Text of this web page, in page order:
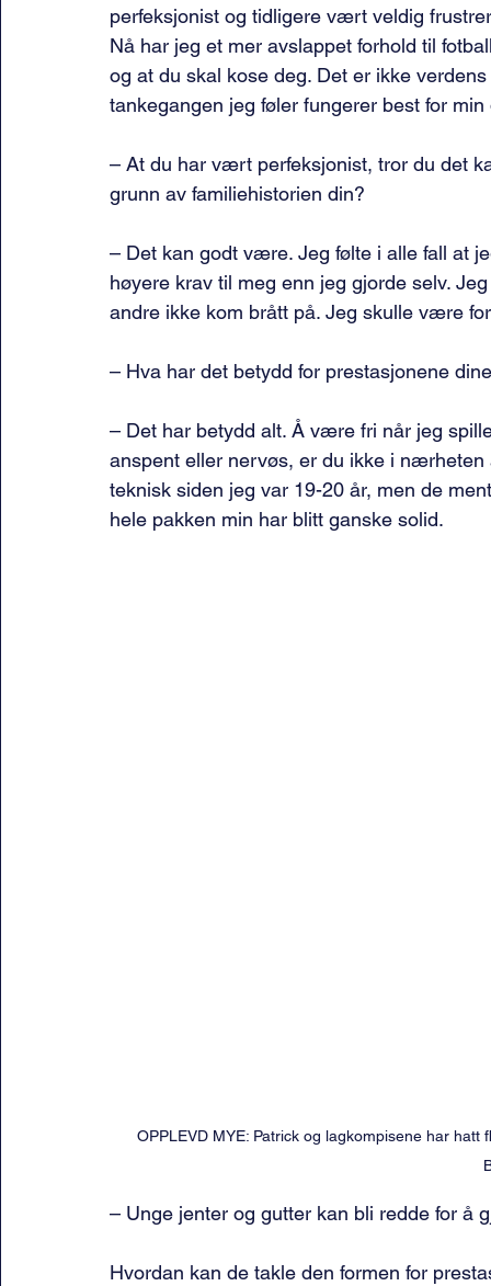
perfeksjonist og tidligere vært veldig
Nå har jeg et mer avslappet forhold til
og at du skal kose deg. Det er ikke
tankegangen jeg føler fungerer best for min
– At du har vært perfeksjonist, tror du det
grunn av familiehistorien din?
– Det kan godt være. Jeg følte i alle fall at
høyere krav til meg enn jeg gjorde selv.
andre ikke kom brått på. Jeg skulle være
– Hva har det betydd for prestasjonene
– Det har betydd alt. Å være fri når jeg
anspent eller nervøs, er du ikke i
teknisk siden jeg var 19-20 år, men de
hele pakken min har blitt ganske solid.
OPPLEVD MYE: Patrick og lagkompisene har
– Unge jenter og gutter kan bli redde for å
Hvordan kan de takle den formen for